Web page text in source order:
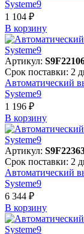
Systeme9
1 104 ₽
В корзинy
Артикул:
Срок поставки: 2
Автоматический
Systeme9
1 196 ₽
В корзинy
Артикул:
Срок поставки: 2
Автоматический
Systeme9
6 344 ₽
В корзинy